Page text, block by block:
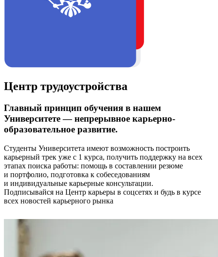
Центр трудоустройства
Главный принцип обучения в нашем
Университете — непрерывное карьерно-
образовательное развитие.
Студенты Университета имеют возможность построить
карьерный трек уже с 1 курса, получить поддержку на всех
этапах поиска работы: помощь в составлении резюме
и портфолио, подготовка к собеседованиям
и индивидуальные карьерные консультации.
Подписывайся на Центр карьеры в соцсетях и будь в курсе
всех новостей карьерного рынка